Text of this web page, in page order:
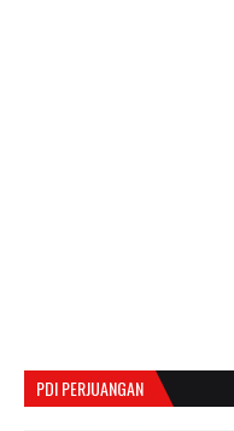
PDI PERJUANGAN